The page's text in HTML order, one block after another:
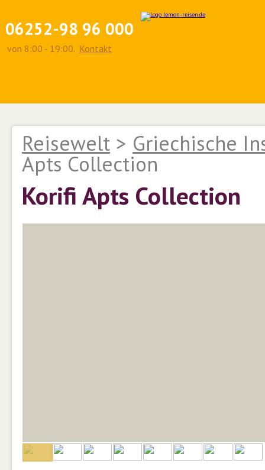
06252-98 96 000
von 8:00 - 19:00. Kontakt
Reisewelt > Griechische
Apts Collection
Korifi Apts Collection